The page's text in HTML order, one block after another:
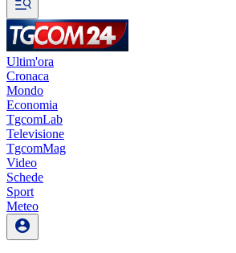
Ultim'ora
Cronaca
Mondo
Economia
TgcomLab
Televisione
TgcomMag
Video
Schede
Sport
Meteo